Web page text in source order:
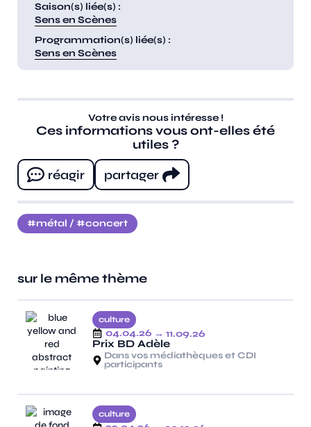
Saison(s) liée(s) :
Sens en Scènes
Programmation(s) liée(s) :
Sens en Scènes
Votre avis nous intéresse !
Ces informations vous ont-elles été
utiles ?
réagir
partager
métal / concert
sur le même thème
culture
04.04.26 → 11.09.26
Prix BD Adèle
Dans vos médiathèques et CDI
participants
culture